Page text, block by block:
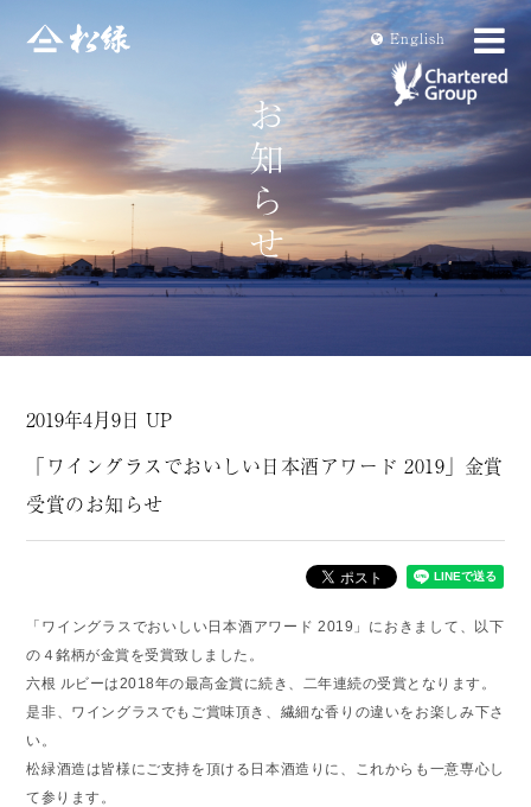
English
2019年4月9日 UP
「ワイングラスでおいしい日本酒アワード 2019」金賞
受賞のお知らせ
「ワイングラスでおいしい日本酒アワード 2019」におきまして、以下
の４銘柄が金賞を受賞致しました。
六根 ルビーは2018年の最高金賞に続き、二年連続の受賞となります。
是非、ワイングラスでもご賞味頂き、繊細な香りの違いをお楽しみ下さ
い。
松緑酒造は皆様にご支持を頂ける日本酒造りに、これからも一意専心し
て参ります。